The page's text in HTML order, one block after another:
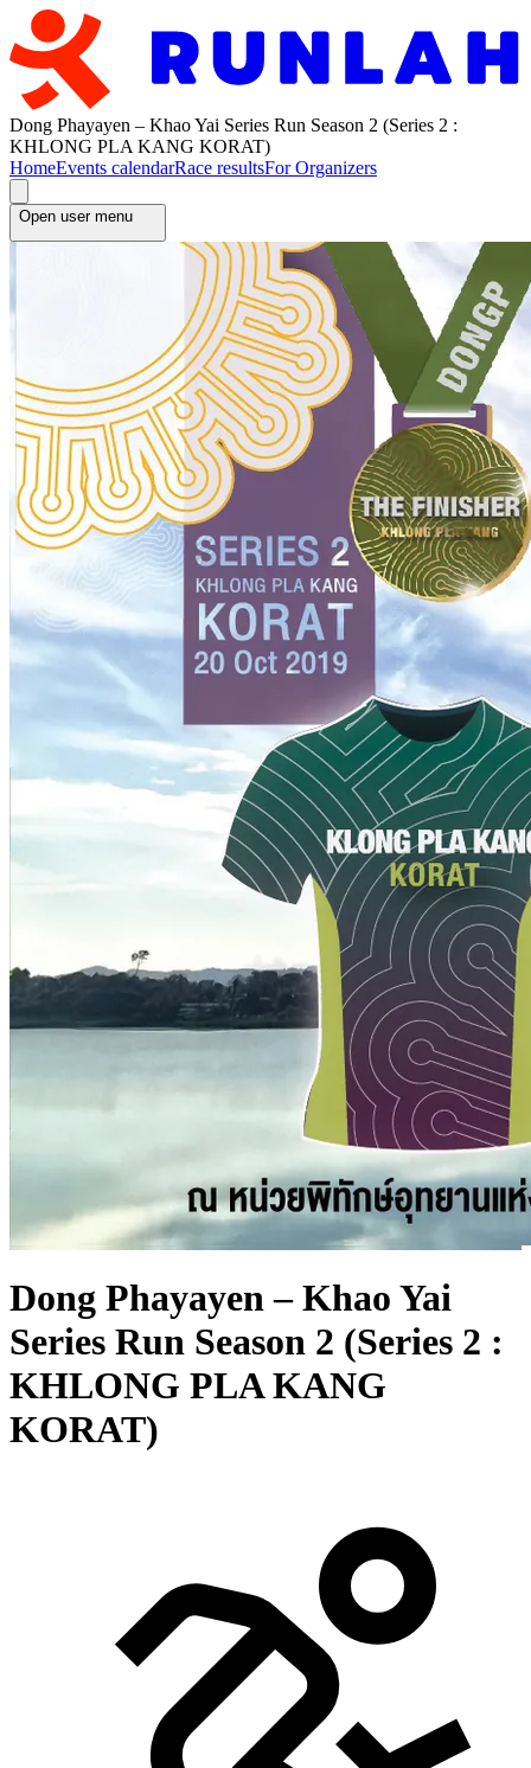
Dong Phayayen – Khao Yai Series Run Season 2 (Series 2 :
KHLONG PLA KANG KORAT)
HomeEvents calendarRace resultsFor Organizers
Open user menu
Dong Phayayen – Khao Yai
Series Run Season 2 (Series 2 :
KHLONG PLA KANG
KORAT)